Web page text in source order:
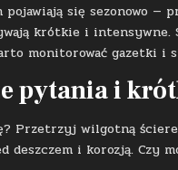
się sezonowo —
krótkie i intensywne.
monitorować gazetki i
pytania i
Przetrzyj wilgotną
deszczem i korozją. Czy